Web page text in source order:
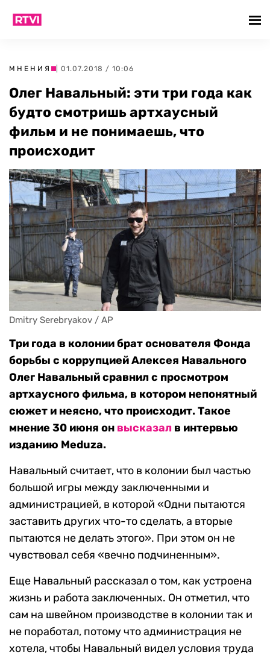
МНЕНИЯ | 01.07.2018 / 10:06
Олег Навальный: эти три года как
будто смотришь артхаусный
фильм и не понимаешь, что
происходит
Dmitry Serebryakov / AP
Три года в колонии брат основателя Фонда
борьбы с коррупцией Алексея Навального
Олег Навальный сравнил с просмотром
артхаусного фильма, в котором непонятный
сюжет и неясно, что происходит. Такое
мнение 30 июня он высказал в интервью
изданию Meduza.
Навальный считает, что в колонии был частью
большой игры между заключенными и
администрацией, в которой «Одни пытаются
заставить других что-то сделать, а вторые
пытаются не делать этого». При этом он не
чувствовал себя «вечно подчиненным».
Еще Навальный рассказал о том, как устроена
жизнь и работа заключенных. Он отметил, что
сам на швейном производстве в колонии так и
не поработал, потому что администрация не
хотела, чтобы Навальный видел условия труда